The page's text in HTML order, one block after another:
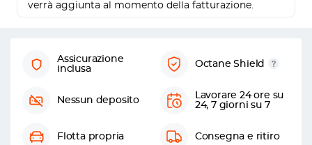
verrà aggiunta al momento della fatturazione.
Assicurazione
inclusa
Octane Shield
Nessun deposito
Lavorare 24 ore su
24, 7 giorni su 7
Flotta propria Consegna e ritiro